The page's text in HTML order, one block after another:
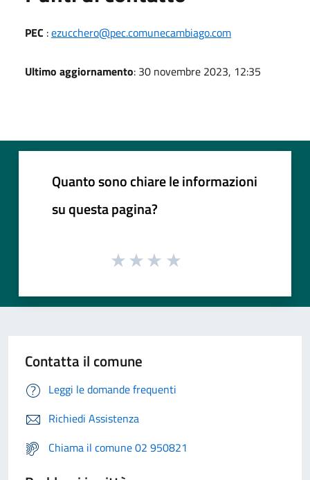
PEC :ezucchero@pec.comunecambiago.com
Ultimo aggiornamento: 30 novembre 2023, 12:35
Quanto sono chiare le informazioni
su questa pagina?
Contatta il comune
Leggi le domande frequenti
Richiedi Assistenza
Chiama il comune 02 950821